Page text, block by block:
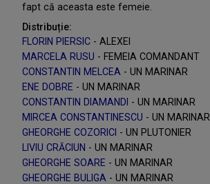
fapt că aceasta este femeie.
Distribuție:
FLORIN PIERSIC - ALEXEI
MARCELA RUSU - FEMEIA COMANDANT
CONSTANTIN MELCEA - UN MARINAR
ENE DOBRE - UN MARINAR
CONSTANTIN DIAMANDI - UN MARINAR
MIRCEA CONSTANTINESCU - UN MARINAR
GHEORGHE COZORICI - UN PLUTONIER
LIVIU CRĂCIUN - UN MARINAR
GHEORGHE SOARE - UN MARINAR
GHEORGHE BULIGA - UN MARINAR